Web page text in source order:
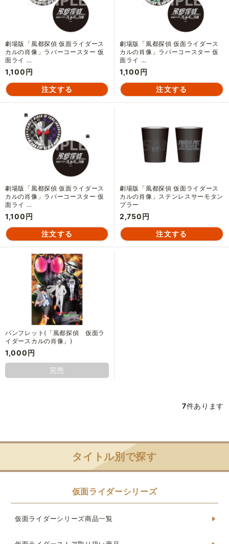
劇場版「風都探偵 仮面ライダース
カルの肖像」ラバーコースター 仮
面ライ …
1,100円
劇場版「風都探偵 仮面ライダース
カルの肖像」ラバーコースター 仮
面ライ …
1,100円
劇場版「風都探偵 仮面ライダース
カルの肖像」ラバーコースター 仮
面ライ …
1,100円
劇場版「風都探偵 仮面ライダース
カルの肖像」ステンレスサーモタン
ブラー
2,750円
パンフレット(「風都探偵 仮面ラ
イダースカルの肖像」)
1,000円
完売
7件あります
タイトル別で探す
仮面ライダーシリーズ
仮面ライダーシリーズ商品一覧